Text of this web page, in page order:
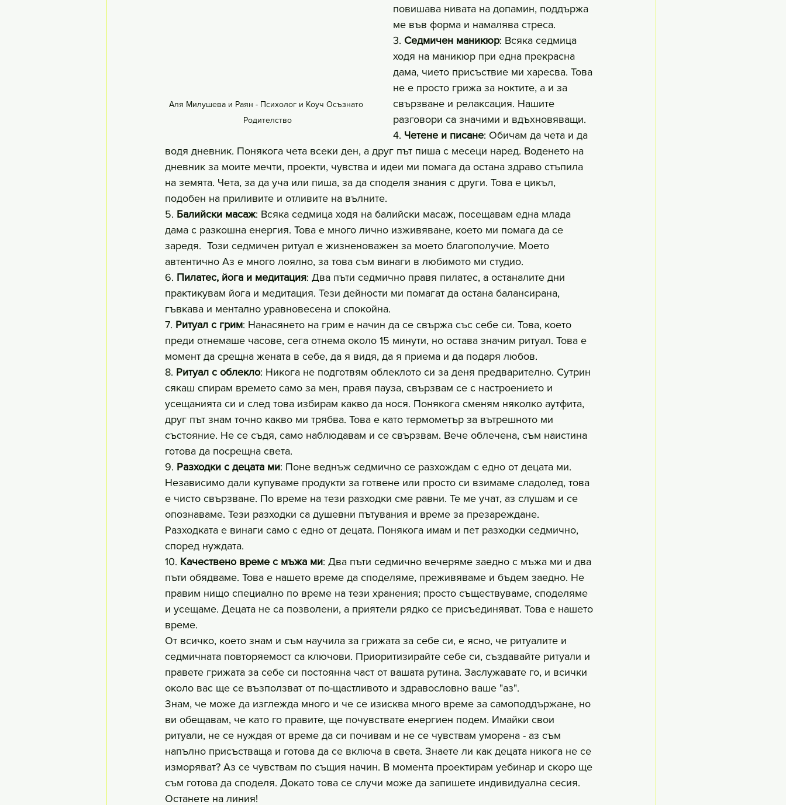
Аля Милушева и Раян - Психолог и Коуч Осъзнато
Родителство
повишава нивата на допамин, поддържа
ме във форма и намалява стреса.
3. Седмичен маникюр: Всяка седмица
ходя на маникюр при една прекрасна
дама, чието присъствие ми харесва. Това
не е просто грижа за ноктите, а и за
свързване и релаксация. Нашите
разговори са значими и вдъхновяващи.
4. Четене и писане: Обичам да чета и да
водя дневник. Понякога чета всеки ден, а друг път пиша с месеци наред. Воденето на
дневник за моите мечти, проекти, чувства и идеи ми помага да остана здраво стъпила
на земята. Чета, за да уча или пиша, за да споделя знания с други. Това е цикъл,
подобен на приливите и отливите на вълните.
5. Балийски масаж: Всяка седмица ходя на балийски масаж, посещавам една млада
дама с разкошна енергия. Това е много лично изживяване, което ми помага да се
заредя.  Този седмичен ритуал е жизненоважен за моето благополучие. Моето
автентично Аз е много лоялно, за това съм винаги в любимото ми студио.
6. Пилатес, йога и медитация: Два пъти седмично правя пилатес, а останалите дни
практикувам йога и медитация. Тези дейности ми помагат да остана балансирана,
гъвкава и ментално уравновесена и спокойна.
7. Ритуал с грим: Нанасянето на грим е начин да се свържа със себе си. Това, което
преди отнемаше часове, сега отнема около 15 минути, но остава значим ритуал. Това е
момент да срещна жената в себе, да я видя, да я приема и да подаря любов.
8. Ритуал с облекло: Никога не подготвям облеклото си за деня предварително. Сутрин
сякаш спирам времето само за мен, правя пауза, свързвам се с настроението и
усещанията си и след това избирам какво да нося. Понякога сменям няколко аутфита,
друг път знам точно какво ми трябва. Това е като термометър за вътрешното ми
състояние. Не се съдя, само наблюдавам и се свързвам. Вече облечена, съм наистина
готова да посрещна света.
9. Разходки с децата ми: Поне веднъж седмично се разхождам с едно от децата ми.
Независимо дали купуваме продукти за готвене или просто си взимаме сладолед, това
е чисто свързване. По време на тези разходки сме равни. Те ме учат, аз слушам и се
опознаваме. Тези разходки са душевни пътувания и време за презареждане.
Разходката е винаги само с едно от децата. Понякога имам и пет разходки седмично,
според нуждата.
10. Качествено време с мъжа ми: Два пъти седмично вечеряме заедно с мъжа ми и два
пъти обядваме. Това е нашето време да споделяме, преживяваме и бъдем заедно. Не
правим нищо специално по време на тези хранения; просто съществуваме, споделяме
и усещаме. Децата не са позволени, а приятели рядко се присъединяват. Това е нашето
време.
От всичко, което знам и съм научила за грижата за себе си, е ясно, че ритуалите и
седмичната повторяемост са ключови. Приоритизирайте себе си, създавайте ритуали и
правете грижата за себе си постоянна част от вашата рутина. Заслужавате го, и всички
около вас ще се възползват от по-щастливото и здравословно ваше "аз".
Знам, че може да изглежда много и че се изисква много време за самоподдържане, но
ви обещавам, че като го правите, ще почувствате енергиен подем. Имайки свои
ритуали, не се нуждая от време да си почивам и не се чувствам уморена - аз съм
напълно присъстваща и готова да се включа в света. Знаете ли как децата никога не се
изморяват? Аз се чувствам по същия начин. В момента проектирам уебинар и скоро ще
съм готова да споделя. Докато това се случи може да запишете индивидуална сесия.
Останете на линия!